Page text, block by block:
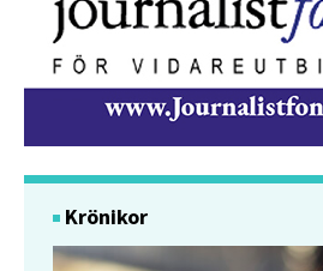
Krönikor